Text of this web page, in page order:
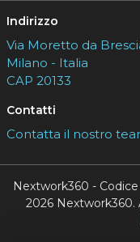
Indirizzo
Via Moretto da
Milano - Italia
CAP 20133
Contatti
Contatta il nostro
Nextwork360 -
2026 Nextwork360.